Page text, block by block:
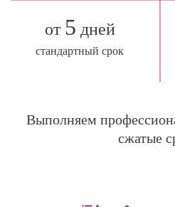
от 5 дней
стандартный срок
Выполняем
сжатые